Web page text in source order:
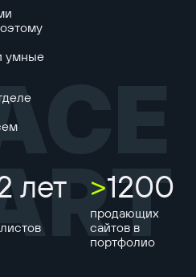
умные
лет >1200
продающих
сайтов в
портфолио